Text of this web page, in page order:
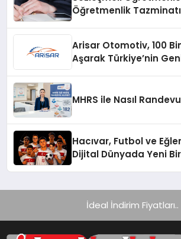
Öğretmenlik Tazminatı
Arisar Otomotiv, 100
Aşarak Türkiye’nin
MHRS ile Nasıl Randevu
Hacıvar, Futbol ve
Dijital Dünyada Yeni
İdeal İndirim Fiyatları..